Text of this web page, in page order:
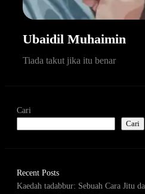
Ubaidil Muhaimin
Tiada takut jika itu benar
Cari
Cari
Recent Posts
Kaedah tadabbur: Sebuah Cara Jitu